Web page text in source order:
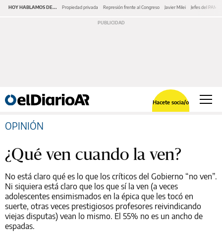
HOY HABLAMOS DE... Propiedad privada Represión frente al Congreso Javier Milei Jefes del PAMI
Hacete socia/o
OPINIÓN
¿Qué ven cuando la ven?
No está claro qué es lo que los críticos del Gobierno “no ven”.
Ni siquiera está claro que los que sí la ven (a veces
adolescentes ensimismados en la épica que les tocó en
suerte, otras veces prestigiosos profesores reivindicando
viejas disputas) vean lo mismo. El 55% no es un ancho de
espadas.